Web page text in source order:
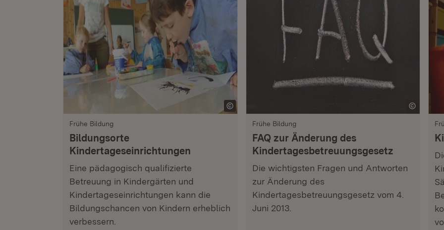
Frühe Bildung
Bildungsorte
Kindertageseinrichtungen
Eine pädagogisch qualifizierte
Betreuung in Kindergärten und
Kindertageseinrichtungen kann die
Bildungschancen von Kindern erheblich
verbessern.
Frühe Bildung
FAQ zur Änderung des
Kindertagesbetreuungsgesetz
Die wichtigsten Fragen und Antworten
zur Änderung des
Kindertagesbetreuungsgesetz vom 4.
Juni 2013.